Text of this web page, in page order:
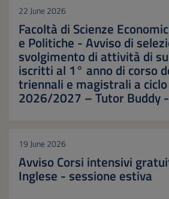
22 June 2026
Facoltà di Scienze
e Politiche - Avviso di
svolgimento di attività di
iscritti al 1° anno di corso
triennali e magistrali a ciclo
2026/2027 – Tutor Buddy
19 June 2026
Avviso Corsi intensivi
Inglese - sessione estiva